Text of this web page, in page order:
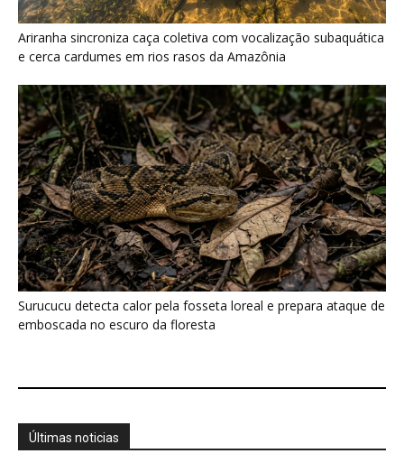
Surucucu detecta calor pela fosseta loreal e prepara ataque de
emboscada no escuro da floresta
Últimas noticias
Papagaio come argila em barreiro coletivo
para ajudar a neutralizar compostos...
7 de agosto de 2026
Como atrair beija-flor para casa e proteger a
ave com cuidado
7 de agosto de 2026
Martim-pescador ajusta dois focos na retina